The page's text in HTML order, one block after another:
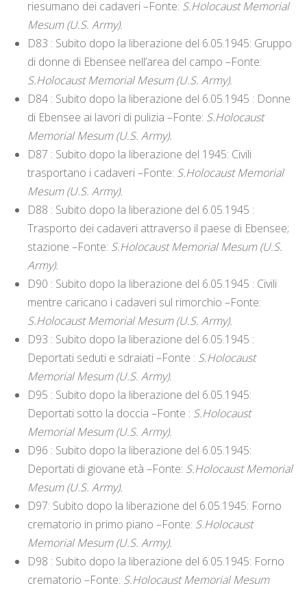
riesumano dei cadaveri –Fonte: S.Holocaust Memorial
Mesum (U.S. Army).
D83 : Subito dopo la liberazione del 6.05.1945: Gruppo
di donne di Ebensee nell’area del campo –Fonte:
S.Holocaust Memorial Mesum (U.S. Army).
D84 : Subito dopo la liberazione del 6.05.1945 : Donne
di Ebensee ai lavori di pulizia –Fonte: S.Holocaust
Memorial Mesum (U.S. Army).
D87 : Subito dopo la liberazione del 1945: Civili
trasportano i cadaveri –Fonte: S.Holocaust Memorial
Mesum (U.S. Army).
D88 : Subito dopo la liberazione del 6.05.1945 :
Trasporto dei cadaveri attraverso il paese di Ebensee;
stazione –Fonte: S.Holocaust Memorial Mesum (U.S.
Army).
D90 : Subito dopo la liberazione del 6.05.1945 : Civili
mentre caricano i cadaveri sul rimorchio –Fonte:
S.Holocaust Memorial Mesum (U.S. Army).
D93 : Subito dopo la liberazione del 6.05.1945 :
Deportati seduti e sdraiati –Fonte : S.Holocaust
Memorial Mesum (U.S. Army).
D95 : Subito dopo la liberazione del 6.05.1945:
Deportati sotto la doccia –Fonte : S.Holocaust
Memorial Mesum (U.S. Army).
D96 : Subito dopo la liberazione del 6.05.1945:
Deportati di giovane età –Fonte: S.Holocaust Memorial
Mesum (U.S. Army).
D97: Subito dopo la liberazione del 6.05.1945: Forno
crematorio in primo piano –Fonte: S.Holocaust
Memorial Mesum (U.S. Army).
D98 : Subito dopo la liberazione del 6.05.1945: Forno
crematorio –Fonte: S.Holocaust Memorial Mesum